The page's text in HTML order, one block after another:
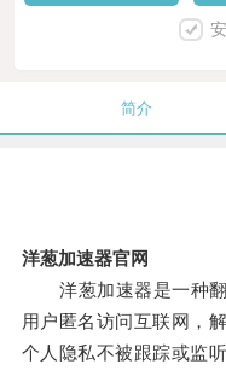
简介
洋葱加速器官网
洋葱加速器是一种翻
用户匿名访问互联网，
个人隐私不被跟踪或监听